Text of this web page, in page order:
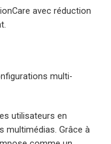
avec réduction
multi-
utilisateurs en
multimédias. Grâce à